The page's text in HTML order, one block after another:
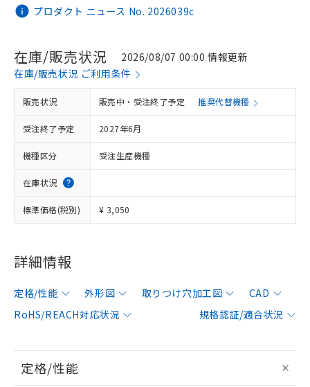
プロダクト ニュース No. 2026039c
在庫/販売状況
2026/08/07 00:00 情報更新
在庫/販売状況 ご利用条件
販売状況 販売中・受注終了予定 推奨代替機種
受注終了予定 2027年6月
機種区分 受注生産機種
在庫状況
標準価格(税別) ¥ 3,050
詳細情報
定格/性能 外形図 取りつけ穴加工図
CAD
RoHS/REACH対応状況
規格認証/適合状況
定格/性能